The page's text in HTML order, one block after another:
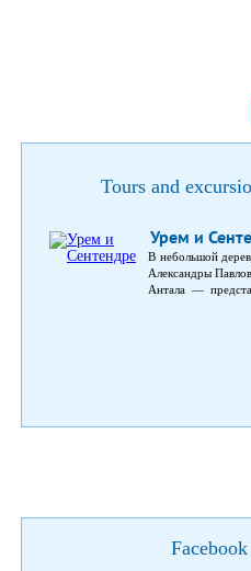
Tours and
Урем и
В небольшой
Александры
Антала —
Facebook